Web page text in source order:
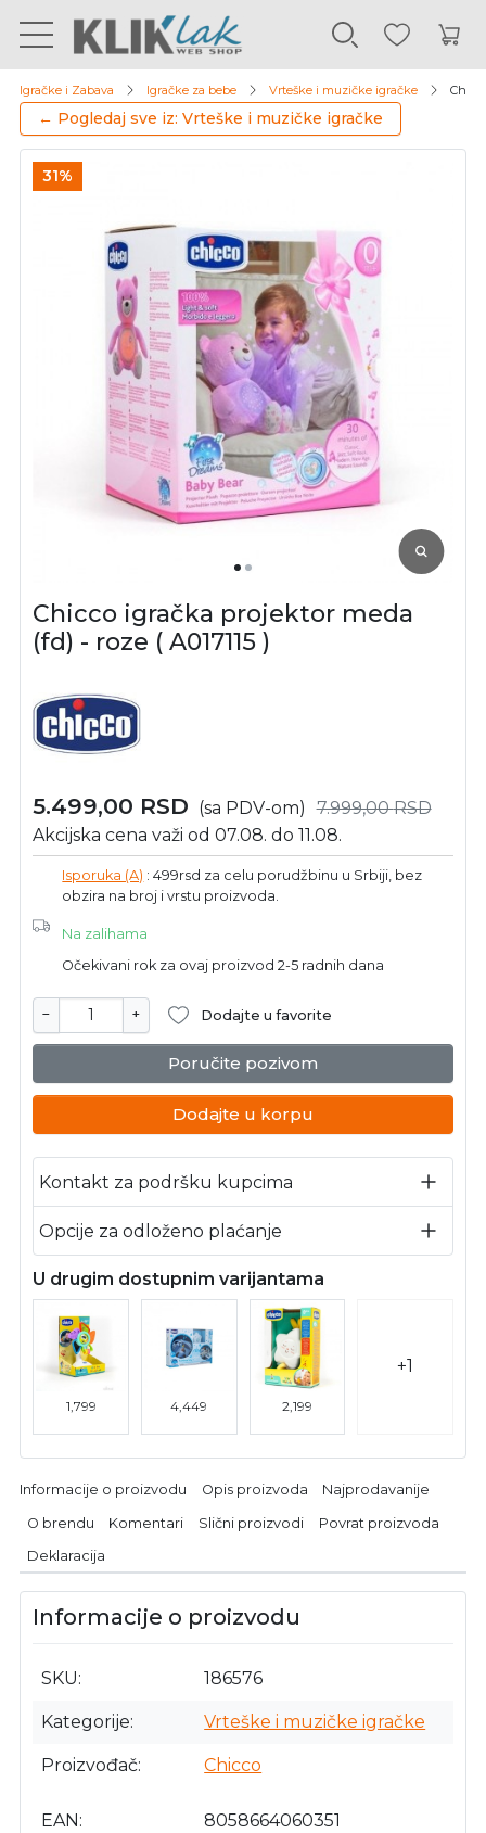
Igračke i Zabava Igračke za bebe Vrteške i muzičke igračke
← Pogledaj sve iz: Vrteške i muzičke igračke
31%
Chicco igračka projektor meda
(fd) - roze ( A017115 )
5.499,00 RSD (sa PDV-om) 7.999,00RSD
Akcijska cena važi od 07.08. do 11.08.
Isporuka (A) : 499rsd za celu porudžbinu u Srbiji, bez
obzira na broj i vrstu proizvoda.
Na zalihama
Očekivani rok za ovaj proizvod 2-5 radnih dana
− + Dodajte u favorite
Poručite pozivom
Dodajte u korpu
Kontakt za podršku kupcima
Opcije za odloženo plaćanje
U drugim dostupnim varijantama
1,799 4,449 2,199
+1
Informacije o proizvodu Opis proizvoda Najprodavanije
O brendu Komentari Slični proizvodi Povrat proizvoda
Deklaracija
Informacije o proizvodu
SKU 186576
Kategorije Vrteške i muzičke igračke
Proizvođač Chicco
EAN 8058664060351